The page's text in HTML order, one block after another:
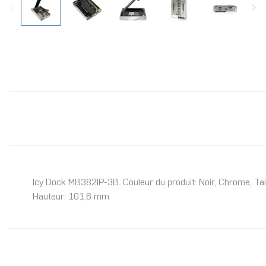
Icy Dock MB382IP-3B. Couleur du produit: Noir, Chrome,
Hauteur: 101,6 mm